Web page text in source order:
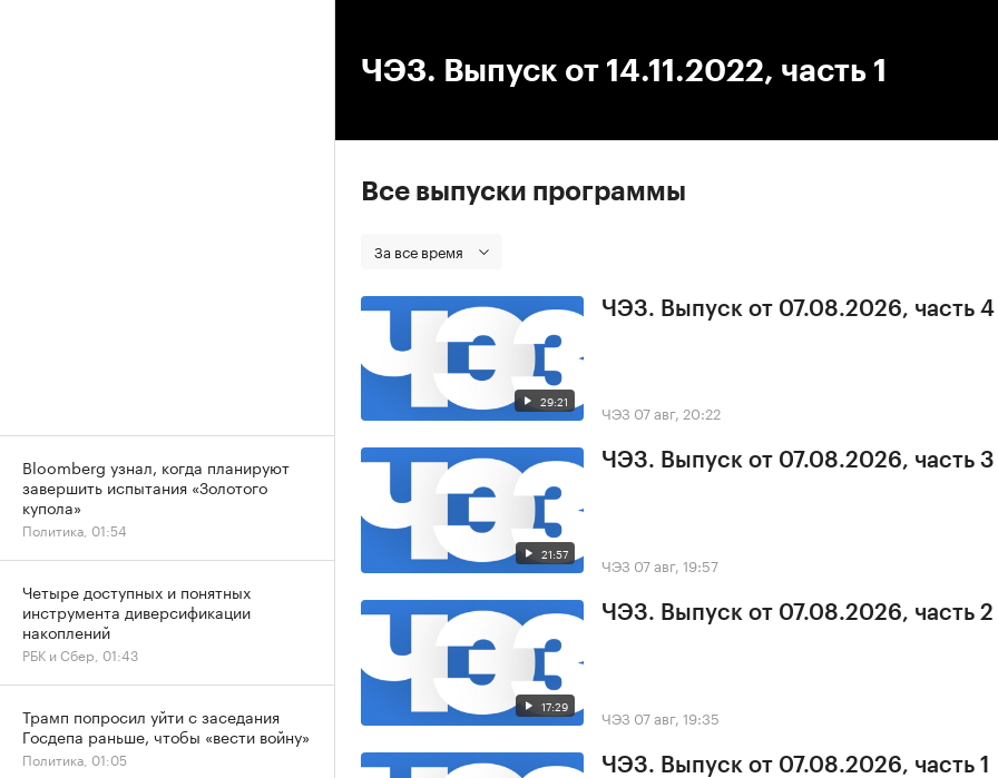
ЧЭЗ. Выпуск от 14.11.2022, часть 1
Все выпуски программы
За все время
29:21
ЧЭЗ. Выпуск от 07.08.2026, часть 4
ЧЭЗ 07 авг, 20:22
21:57
ЧЭЗ. Выпуск от 07.08.2026, часть 3
ЧЭЗ 07 авг, 19:57
17:29
ЧЭЗ. Выпуск от 07.08.2026, часть 2
ЧЭЗ 07 авг, 19:35
ЧЭЗ. Выпуск от 07.08.2026, часть 1
Bloomberg узнал, когда планируют
завершить испытания «Золотого
купола»
Политика, 01:54
Четыре доступных и понятных
инструмента диверсификации
накоплений
РБК и Сбер, 01:43
Трамп попросил уйти с заседания
Госдепа раньше, чтобы «вести войну»
Политика, 01:05